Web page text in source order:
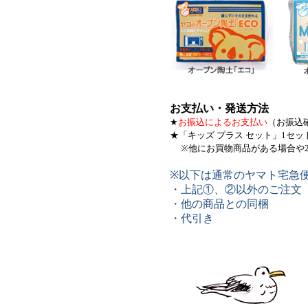
お支払い・発送方法
★お振込によるお支払い（お振込
★ 「キッズ プラス セット」1セ
※他にお買物商品がある場合や
※以下は通常のヤマト宅急
・上記①、②以外のご注文
・他の商品との同梱
・代引き